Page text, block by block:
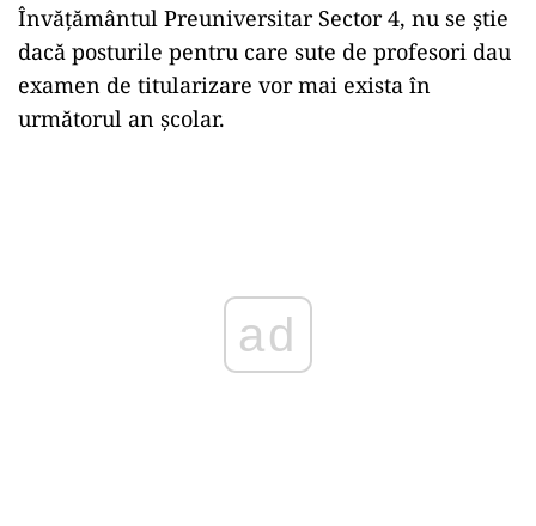
Învățământul Preuniversitar Sector 4, nu se știe
dacă posturile pentru care sute de profesori dau
examen de titularizare vor mai exista în
următorul an școlar.